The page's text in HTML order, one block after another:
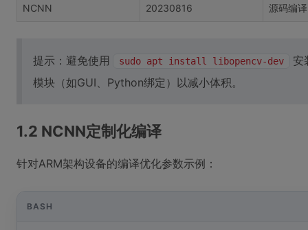
NCNN 20230816 源码编译
提示：避免使用 sudo apt install libopencv-dev
安
模块（如GUI、Python绑定）以减小体积。
1.2 NCNN定制化编译
针对ARM架构设备的编译优化参数示例：
BASH